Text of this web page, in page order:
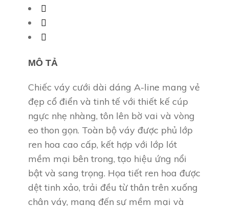
MÔ TẢ
Chiếc váy cưới dài dáng A-line mang vẻ
đẹp cổ điển và tinh tế với thiết kế cúp
ngực nhẹ nhàng, tôn lên bờ vai và vòng
eo thon gọn. Toàn bộ váy được phủ lớp
ren hoa cao cấp, kết hợp với lớp lót
mềm mại bên trong, tạo hiệu ứng nổi
bật và sang trọng. Họa tiết ren hoa được
dệt tinh xảo, trải đều từ thân trên xuống
chân váy, mang đến sự mềm mại và